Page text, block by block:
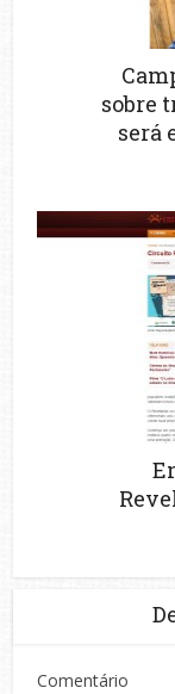
sobre
será
Comentário